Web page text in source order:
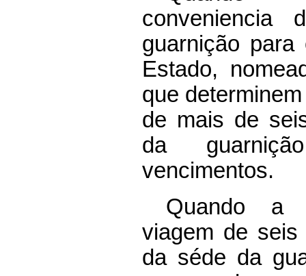
conveniencia
guarnição
Estado,
que
de mais de
da
vencimentos.
Quando a
viagem de
da séde da